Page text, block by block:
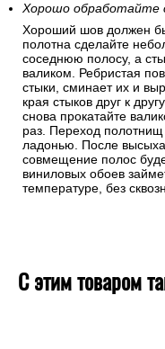
Хорошо обработайте
Хороший шов должен
полотна сделайте
соседнюю полосу, а
валиком. Ребристая
стыки, сминает их и
края стыков друг к
снова прокатайте
раз. Переход
ладонью. После
совмещение полос
виниловых обоев
температуре, без
С этим товаром